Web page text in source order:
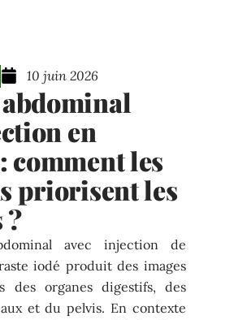
10 juin 2026
en
comment les
priorisent les
?
avec injection de
iodé produit des images
des organes digestifs, des
et du pelvis. En contexte